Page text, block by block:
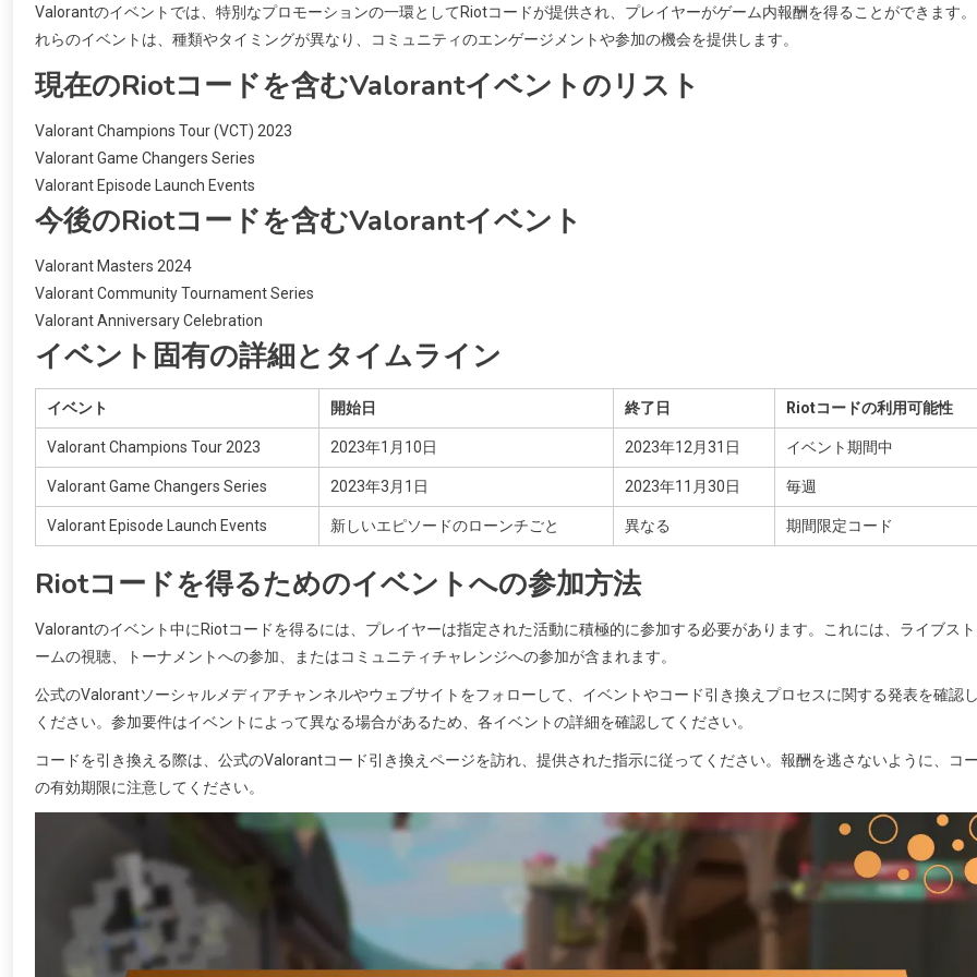
Valorantのイベントでは、特別なプロモーションの一環としてRiotコードが提供され、プレイヤーがゲーム内報酬を得ることができます
れらのイベントは、種類やタイミングが異なり、コミュニティのエンゲージメントや参加の機会を提供します。
現在のRiotコードを含むValorantイベントのリスト
Valorant Champions Tour (VCT) 2023
Valorant Game Changers Series
Valorant Episode Launch Events
今後のRiotコードを含むValorantイベント
Valorant Masters 2024
Valorant Community Tournament Series
Valorant Anniversary Celebration
イベント固有の詳細とタイムライン
イベント 開始日 終了日 Riotコードの利用可能性
Valorant Champions Tour 2023 2023年1月10日 2023年12月31日 イベント期間中
Valorant Game Changers Series 2023年3月1日 2023年11月30日 毎週
Valorant Episode Launch Events 新しいエピソードのローンチごと 異なる 期間限定コード
Riotコードを得るためのイベントへの参加方法
Valorantのイベント中にRiotコードを得るには、プレイヤーは指定された活動に積極的に参加する必要があります。これには、ライブス
ームの視聴、トーナメントへの参加、またはコミュニティチャレンジへの参加が含まれます。
公式のValorantソーシャルメディアチャンネルやウェブサイトをフォローして、イベントやコード引き換えプロセスに関する発表を確認
ください。参加要件はイベントによって異なる場合があるため、各イベントの詳細を確認してください。
コードを引き換える際は、公式のValorantコード引き換えページを訪れ、提供された指示に従ってください。報酬を逃さないように、コ
の有効期限に注意してください。